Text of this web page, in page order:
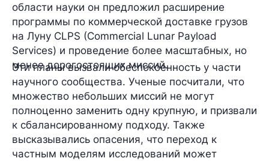
области науки он предложил расширение
программы по коммерческой доставке грузов
на Луну CLPS (Commercial Lunar Payload
Services) и проведение более масштабных, но
менее дорогостоящих миссий.
Эти планы вызвали обеспокоенность у части
научного сообщества. Ученые посчитали, что
множество небольших миссий не могут
полноценно заменить одну крупную, и призвали
к сбалансированному подходу. Также
высказывались опасения, что переход к
частным моделям исследований может